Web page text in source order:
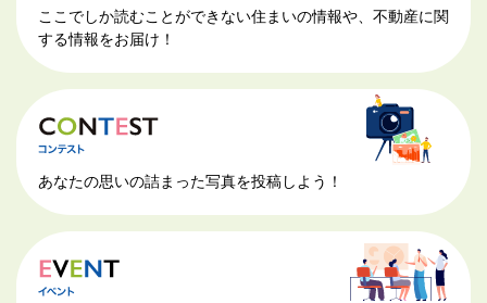
ここでしか読むことができない住まいの情報や、不動産に関
する情報をお届け！
あなたの思いの詰まった写真を投稿しよう！